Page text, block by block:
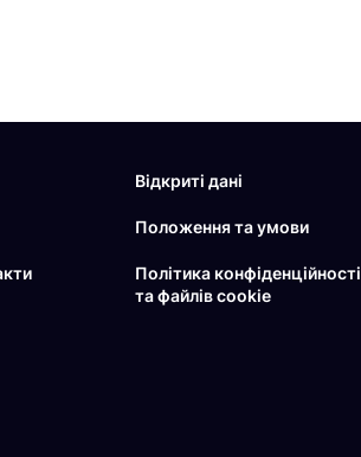
Відкриті дані
Положення та умови
Політика конфіденційності
та файлів cookie